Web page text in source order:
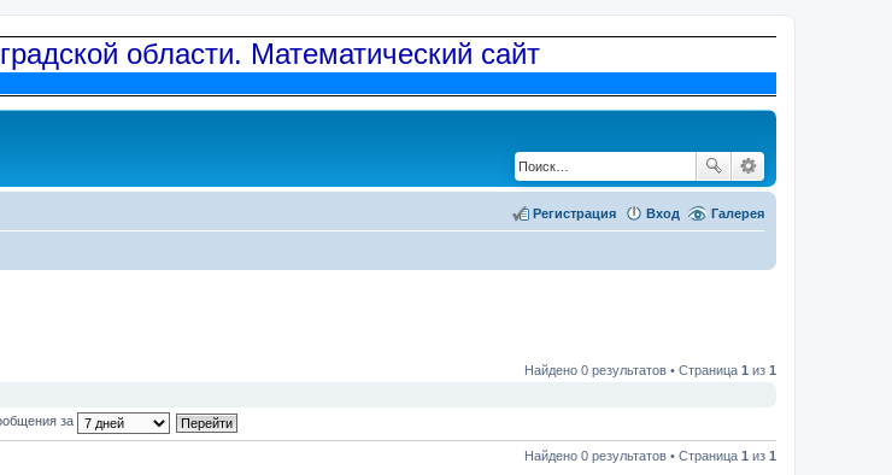
области. Математический сайт
Галерея
Вход
Регистрация
Найдено 0 результатов • Страница 1 из 1
за
Найдено 0 результатов • Страница 1 из 1